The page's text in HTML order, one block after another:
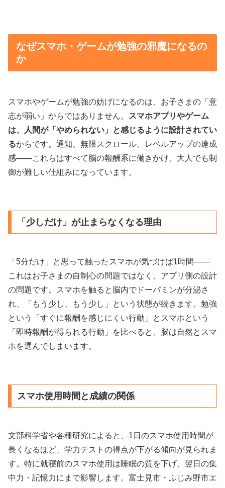
なぜスマホ・ゲームが勉強の邪魔になるの
か
スマホやゲームが勉強の妨げになるのは、お子さまの「意
志が弱い」からではありません。
スマホアプリやゲーム
は、人間が「やめられない」と感じるように設計されてい
るからです。通知、無限スクロール、レベルアップの達成
感——これらはすべて脳の報酬系に働きかけ、大人でも制
御が難しい仕組みになっています。
「少しだけ」が止まらなくなる理由
「5分だけ」と思って触ったスマホが気づけば1時間——
これはお子さまの自制心の問題ではなく、アプリ側の設計
の問題です。スマホを触ると脳内でドーパミンが分泌さ
れ、「もう少し、もう少し」という状態が続きます。勉強
という「すぐに報酬を感じにくい行動」とスマホという
「即時報酬が得られる行動」を比べると、脳は自然とスマ
ホを選んでしまいます。
スマホ使用時間と成績の関係
文部科学省や各種研究によると、1日のスマホ使用時間が
長くなるほど、学力テストの得点が下がる傾向が見られま
す。特に就寝前のスマホ使用は睡眠の質を下げ、翌日の集
中力・記憶力にまで影響します。富士見市・ふじみ野市エ